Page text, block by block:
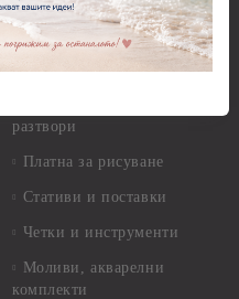
Перфоратори - Коледни и
Зимни
Рисуване
разтвори
Платна за рисуване
Стативи и поставки
Четки и инструменти
Моливи, акварелни
комплекти